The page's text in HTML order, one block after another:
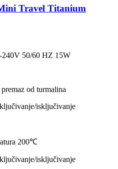
Travel Titanium
240V 50/60 HZ 15W
od turmalina
isključivanje
200℃
isključivanje